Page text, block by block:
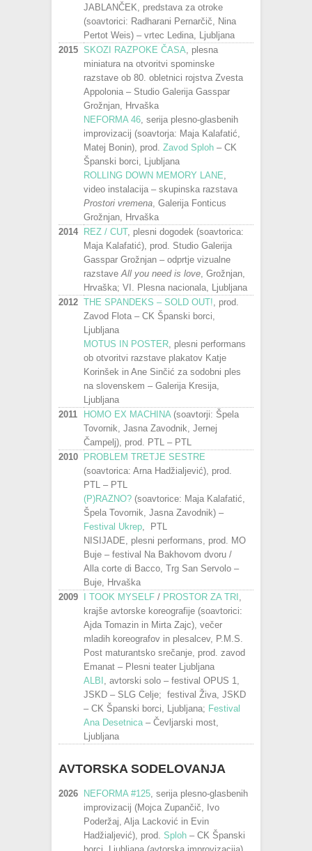
JABLANČEK, predstava za otroke
(soavtorici: Radharani Pernarčič, Nina
Pertot Weis) – vrtec Ledina, Ljubljana
2015 SKOZI RAZPOKE ČASA, plesna
miniatura na otvoritvi spominske
razstave ob 80. obletnici rojstva Zvesta
Appolonia – Studio Galerija Gasspar
Grožnjan, Hrvaška
NEFORMA 46, serija plesno-glasbenih
improvizacij (soavtorja: Maja Kalafatić,
Matej Bonin), prod. Zavod Sploh – CK
Španski borci, Ljubljana
ROLLING DOWN MEMORY LANE,
video instalacija – skupinska razstava
Prostori vremena, Galerija Fonticus
Grožnjan, Hrvaška
2014
REZ / CUT, plesni dogodek (soavtorica:
Maja Kalafatić), prod. Studio Galerija
Gasspar Grožnjan – odprtje vizualne
razstaveAll you need is love, Grožnjan,
Hrvaška; VI. Plesna nacionala, Ljubljana
2012 THE SPANDEKS – SOLD OUT!, prod.
Zavod Flota – CK Španski borci,
Ljubljana
MOTUS IN POSTER, plesni performans
ob otvoritvi razstave plakatov Katje
Korinšek in Ane Sinčić za sodobni ples
na slovenskem – Galerija Kresija,
Ljubljana
2011
HOMO EX MACHINA(soavtorji: Špela
Tovornik, Jasna Zavodnik, Jernej
Čampelj), prod. PTL – PTL
2010
PROBLEM TRETJE SESTRE
(soavtorica: Arna Hadžialjević), prod.
PTL – PTL
(P)RAZNO? (soavtorice: Maja Kalafatić,
Špela Tovornik, Jasna Zavodnik) –
Festival Ukrep, PTL
NISIJADE, plesni performans, prod. MO
Buje – festival Na Bakhovom dvoru /
Alla corte di Bacco, Trg San Servolo –
Buje, Hrvaška
2009
I TOOK MYSELF / PROSTOR ZA TRI ,
krajše avtorske koreografije (soavtorici:
Ajda Tomazin in Mirta Zajc), večer
mladih koreografov in plesalcev, P.M.S.
Post maturantsko srečanje, prod. zavod
Emanat – Plesni teater Ljubljana
ALBI , avtorski solo – festival OPUS 1,
JSKD – SLG Celje; festival Živa, JSKD
– CK Španski borci, Ljubljana; Festival
Ana Desetnica– Čevljarski most,
Ljubljana
AVTORSKA SODELOVANJA
2026 NEFORMA #125, serija plesno-glasbenih
improvizacij (Mojca Zupančič, Ivo
Poderžaj, Alja Lacković in Evin
Hadžialjević), prod. Sploh – CK Španski